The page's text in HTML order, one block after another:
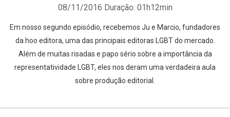
08/11/2016 Duração: 01h12min
Em nosso segundo episódio, recebemos Ju e Marcio, fundadores
da hoo editora, uma das principais editoras LGBT do mercado.
Além de muitas risadas e papo sério sobre a importância da
representatividade LGBT, eles nos deram uma verdadeira aula
sobre produção editorial.